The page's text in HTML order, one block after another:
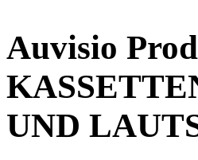
Auvisio
UND